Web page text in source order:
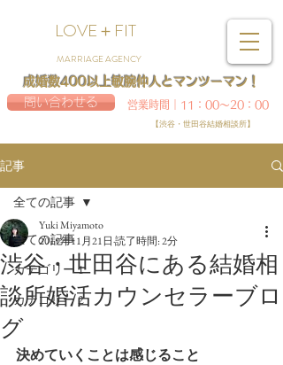
LOVE＋FIT
MARRIAGE AGENCY
問い合わせる
【渋谷・世田谷結婚相談所】
成婚数400以上敏腕仲人とマンツーマン！
営業時間｜11：00～20：00
記事
全ての記事
カテゴリー 1
カテゴリー 2
全ての記事
渋谷・世田谷にある結婚相
談所婚活カウンセラーブロ
グ
Yuki Miyamoto
2019年11月21日 読了時間: 2分
決めていくことは感じること